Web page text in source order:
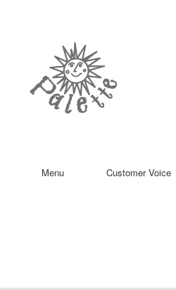
Menu Customer Voice